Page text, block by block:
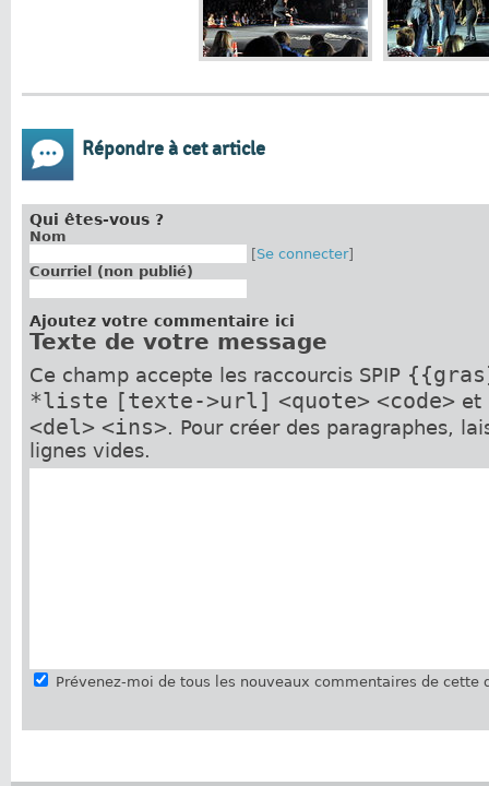
Répondre à cet article
Qui êtes-vous ?
Nom
[Se connecter]
Courriel (non publié)
Ajoutez votre commentaire ici
Texte de votre message
Ce champ accepte les raccourcis SPIP
*liste [texte->url] <quote> <code>et
<del> <ins>. Pour créer des paragraphes,
lignes vides.
Prévenez-moi de tous les nouveaux commentaires de cette